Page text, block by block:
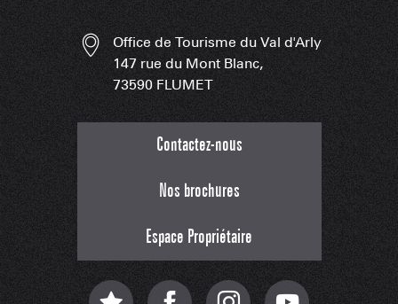
Office de Tourisme du Val d'Arly
147 rue du Mont Blanc,
73590 FLUMET
Contactez-nous
Nos brochures
Espace Propriétaire